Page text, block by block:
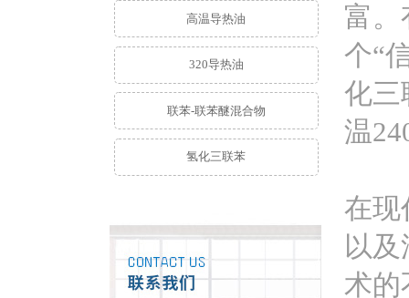
高温导热油
320导热油
联苯-联苯醚混合物
氢化三联苯
富。
个“
化三
温
在现
以
术的